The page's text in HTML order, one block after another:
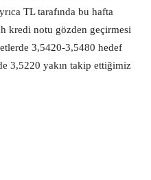
TL tarafında bu hafta
kredi notu gözden geçirmesi
3,5420-3,5480 hedef
3,5220 yakın takip ettiğimiz